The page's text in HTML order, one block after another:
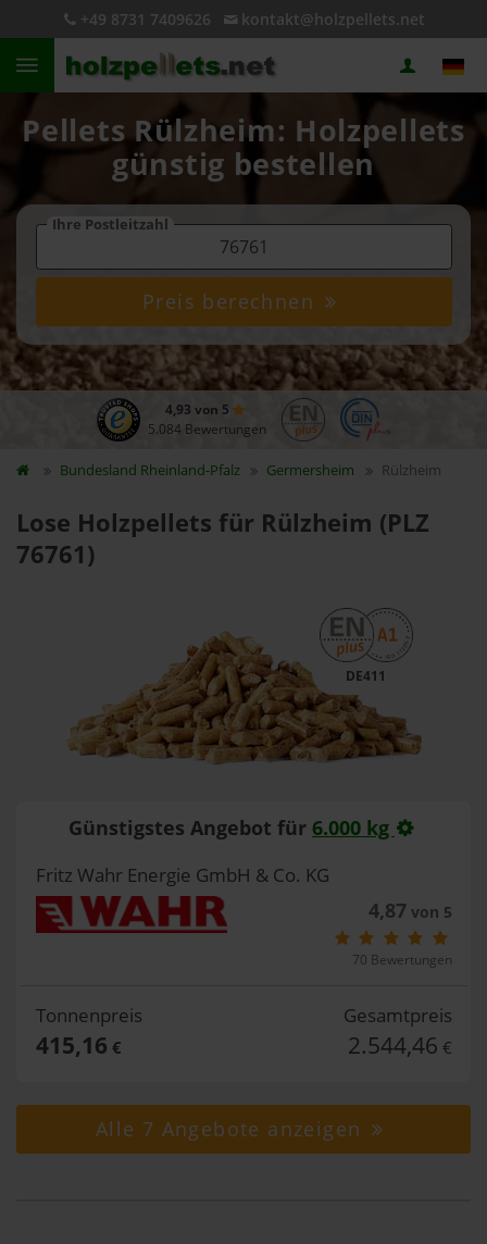
+49 8731 7409626 kontakt@holzpellets.net
Pellets Rülzheim: Holzpellets
günstig bestellen
Ihre Postleitzahl
Preis berechnen
4,93 von 5
5.084 Bewertungen
Bundesland Rheinland-Pfalz Germersheim Rülzheim
Lose Holzpellets für Rülzheim (PLZ
76761)
DE411
Günstigstes Angebot für 6.000 kg
Fritz Wahr Energie GmbH & Co. KG
4,87von 5
70 Bewertungen
Tonnenpreis
415,16 €
Gesamtpreis
2.544,46 €
Alle 7 Angebote anzeigen